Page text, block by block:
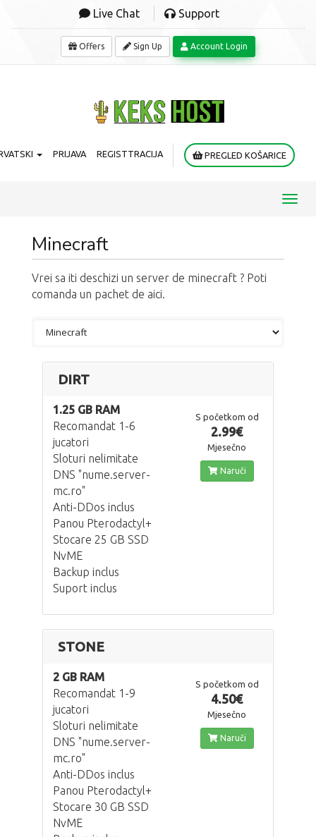
Live Chat Support
Offers Sign Up Account Login
PRIJAVA REGISTTRACIJA PREGLED KOŠARICE
Minecraft
Vrei sa iti deschizi un server de minecraft ? Poti
comanda un pachet de aici.
DIRT
1.25 GB RAM
Recomandat 1-6
jucatori
Sloturi nelimitate
DNS "nume.server-
mc.ro"
Anti-DDos inclus
Panou Pterodactyl+
Stocare 25 GB SSD
NvME
Backup inclus
Suport inclus
S početkom od
2.99€
Mjesečno
Naruči
STONE
2 GB RAM
Recomandat 1-9
jucatori
Sloturi nelimitate
DNS "nume.server-
mc.ro"
Anti-DDos inclus
Panou Pterodactyl+
Stocare 30 GB SSD
NvME
S početkom od
4.50€
Mjesečno
Naruči